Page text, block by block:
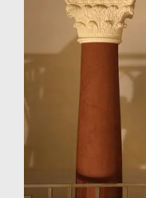
Προβολή
μεγαλύτερης
εικόνας